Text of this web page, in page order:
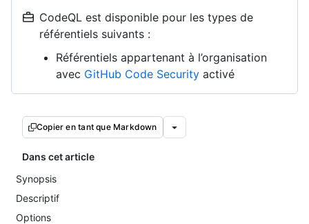
CodeQL est disponible pour les types de
référentiels suivants :
Référentiels appartenant à l’organisation
avec GitHub Code Security activé
Copier en tant que Markdown
Dans cet article
Synopsis
Descriptif
Options